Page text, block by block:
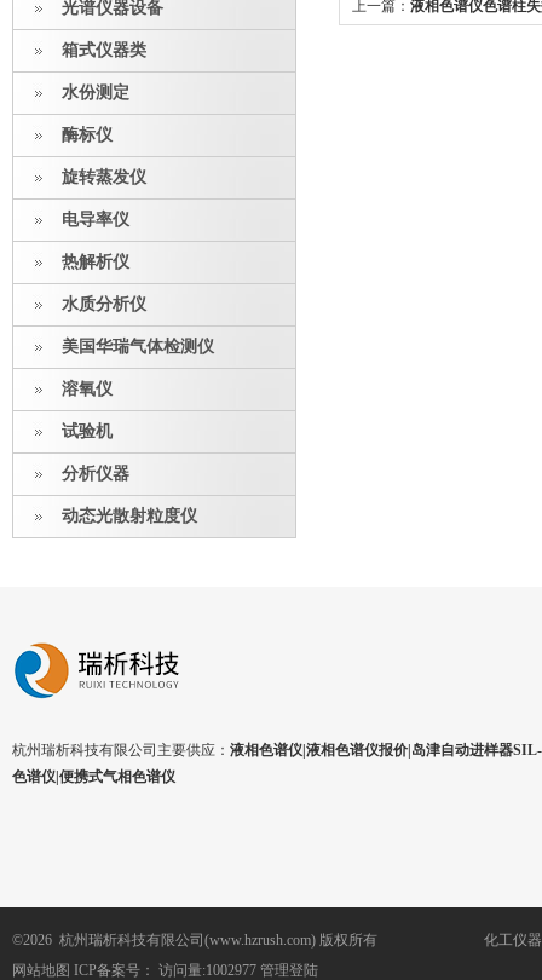
光谱仪器设备
箱式仪器类
水份测定
酶标仪
旋转蒸发仪
电导率仪
热解析仪
水质分析仪
美国华瑞气体检测仪
溶氧仪
试验机
分析仪器
动态光散射粒度仪
上一篇： 液相色谱仪色谱柱
杭州瑞析科技有限公司主要供应： 液相色谱仪|液相色谱仪报价|岛津自动进样器
色谱仪|便携式气相色谱仪
©2026 杭州瑞析科技有限公司(www.hzrush.com) 版权所有
网站地图 ICP备案号： 访问量:1002977 管理登陆
化工仪